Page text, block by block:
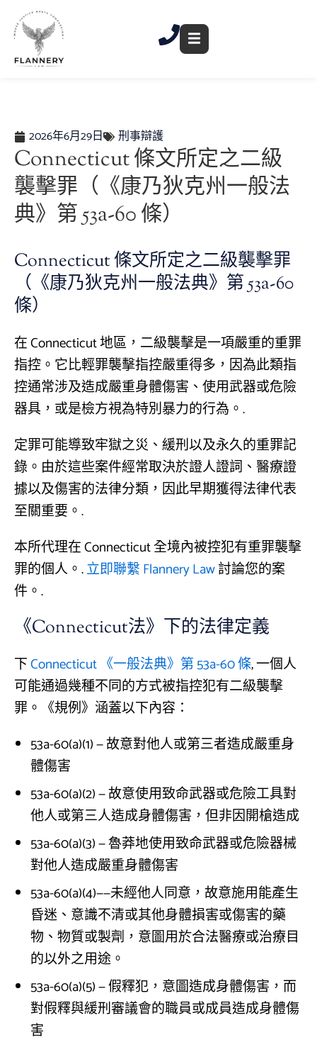
2026年6月29日 刑事辯護
Connecticut 條文所定之二級
襲擊罪（《康乃狄克州一般法
典》第 53a-60 條）
Connecticut 條文所定之二級襲擊罪
（《康乃狄克州一般法典》第 53a-60
條）
在 Connecticut 地區，二級襲擊是一項嚴重的重罪
指控。它比輕罪襲擊指控嚴重得多，因為此類指
控通常涉及造成嚴重身體傷害、使用武器或危險
器具，或是檢方視為特別暴力的行為。.
定罪可能導致牢獄之災、緩刑以及永久的重罪記
錄。由於這些案件經常取決於證人證詞、醫療證
據以及傷害的法律分類，因此早期獲得法律代表
至關重要。.
本所代理在 Connecticut 全境內被控犯有重罪襲擊
罪的個人。.立即聯繫 Flannery Law討論您的案
件。.
《Connecticut法》下的法律定義
下Connecticut 《一般法典》第 53a-60 條, 一個人
可能通過幾種不同的方式被指控犯有二級襲擊
罪。《規例》涵蓋以下內容：
53a-60(a)(1) — 故意對他人或第三者造成嚴重身
體傷害
53a-60(a)(2) — 故意使用致命武器或危險工具對
他人或第三人造成身體傷害，但非因開槍造成
53a-60(a)(3) — 魯莽地使用致命武器或危險器械
對他人造成嚴重身體傷害
53a-60(a)(4)——未經他人同意，故意施用能產生
昏迷、意識不清或其他身體損害或傷害的藥
物、物質或製劑，意圖用於合法醫療或治療目
的以外之用途。
53a-60(a)(5) — 假釋犯，意圖造成身體傷害，而
對假釋與緩刑審議會的職員或成員造成身體傷
害